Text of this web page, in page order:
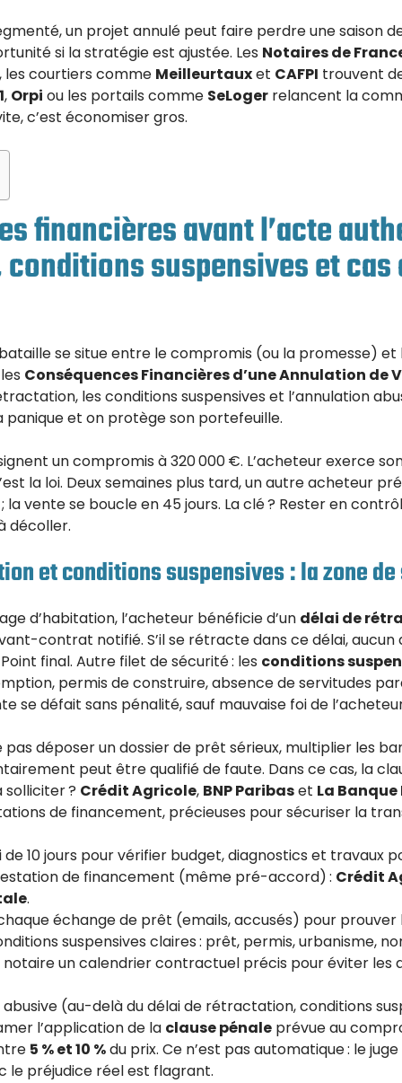
un projet annulé peut faire perdre une saison
si la stratégie est ajustée. Les Notaires de
les courtiers comme Meilleurtauxet CAFPI trouvent
, Orpi ou les portails comme SeLoger relancent la
c’est économiser gros.
financières avant l’acte
suspensives et cas
se situe entre le compromis (ou la promesse) et
Conséquences Financières d’une Annulation de
les conditions suspensives et l’annulation
panique et on protège son portefeuille.
un compromis à 320 000 €. L’acheteur exerce
la loi. Deux semaines plus tard, un autre acheteur
la vente se boucle en 45 jours. La clé ? Rester en
décoller.
et conditions suspensives : la zone
d’habitation, l’acheteur bénéficie d’un délai de
contrat notifié. S’il se rétracte dans ce délai,
final. Autre filet de sécurité : les conditions
permis de construire, absence de servitudes
se défait sans pénalité, sauf mauvaise foi de
déposer un dossier de prêt sérieux, multiplier les
peut être qualifié de faute. Dans ce cas, la
solliciter ? Crédit Agricole, BNP Paribaset La
de financement, précieuses pour sécuriser la
de 10 jours pour vérifier budget, diagnostics et travaux
de financement (même pré-accord) : Crédit
.
échange de prêt (emails, accusés) pour prouver
suspensives claires : prêt, permis, urbanisme,
notaire un calendrier contractuel précis pour éviter les
abusive (au-delà du délai de rétractation, conditions
l’application de la clause pénale prévue au
5 % et 10 %du prix. Ce n’est pas automatique : le
le préjudice réel est flagrant.